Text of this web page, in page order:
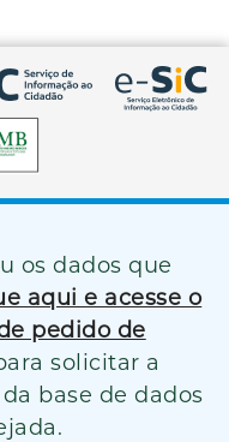
os dados que
aqui e acesse o
pedido de
solicitar a
base de dados